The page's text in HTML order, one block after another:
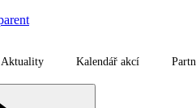
Aktuality Kalendář akcí